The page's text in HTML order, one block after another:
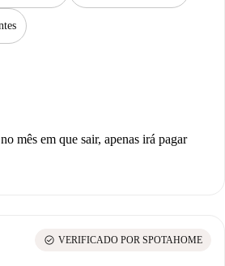
mês em que sair, apenas irá pagar
check_circle VERIFICADO POR SPOTAHOME